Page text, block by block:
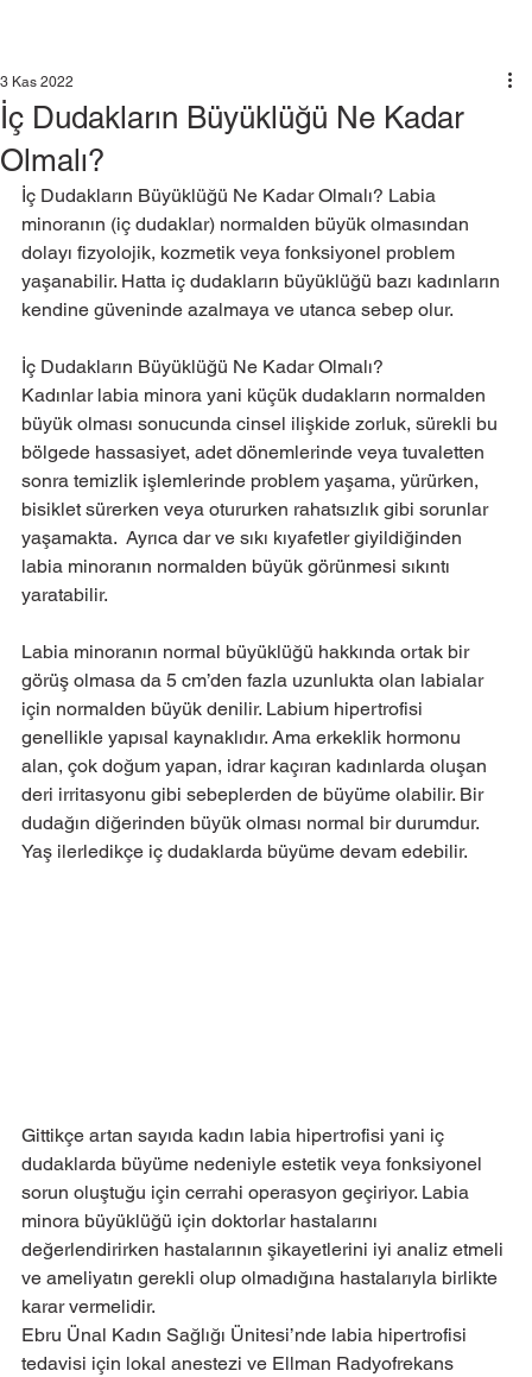
İç Dudakların Büyüklüğü Ne Kadar
Olmalı?
3 Kas 2022
İç Dudakların Büyüklüğü Ne Kadar Olmalı? Labia
minoranın (iç dudaklar) normalden büyük olmasından
dolayı fizyolojik, kozmetik veya fonksiyonel problem
yaşanabilir. Hatta iç dudakların büyüklüğü bazı kadınların
kendine güveninde azalmaya ve utanca sebep olur.
İç Dudakların Büyüklüğü Ne Kadar Olmalı?
Kadınlar labia minora yani küçük dudakların normalden
büyük olması sonucunda cinsel ilişkide zorluk, sürekli bu
bölgede hassasiyet, adet dönemlerinde veya tuvaletten
sonra temizlik işlemlerinde problem yaşama, yürürken,
bisiklet sürerken veya otururken rahatsızlık gibi sorunlar
yaşamakta.  Ayrıca dar ve sıkı kıyafetler giyildiğinden
labia minoranın normalden büyük görünmesi sıkıntı
yaratabilir.
Labia minoranın normal büyüklüğü hakkında ortak bir
görüş olmasa da 5 cm’den fazla uzunlukta olan labialar
için normalden büyük denilir. Labium hipertrofisi
genellikle yapısal kaynaklıdır. Ama erkeklik hormonu
alan, çok doğum yapan, idrar kaçıran kadınlarda oluşan
deri irritasyonu gibi sebeplerden de büyüme olabilir. Bir
dudağın diğerinden büyük olması normal bir durumdur.
Yaş ilerledikçe iç dudaklarda büyüme devam edebilir.
Gittikçe artan sayıda kadın labia hipertrofisi yani iç
dudaklarda büyüme nedeniyle estetik veya fonksiyonel
sorun oluştuğu için cerrahi operasyon geçiriyor. Labia
minora büyüklüğü için doktorlar hastalarını
değerlendirirken hastalarının şikayetlerini iyi analiz etmeli
ve ameliyatın gerekli olup olmadığına hastalarıyla birlikte
karar vermelidir.
Ebru Ünal Kadın Sağlığı Ünitesi’nde labia hipertrofisi
tedavisi için lokal anestezi ve Ellman Radyofrekans